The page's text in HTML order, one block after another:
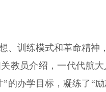
、训练模式和革命精
教员介绍，一代代航
的办学目标，凝练了“